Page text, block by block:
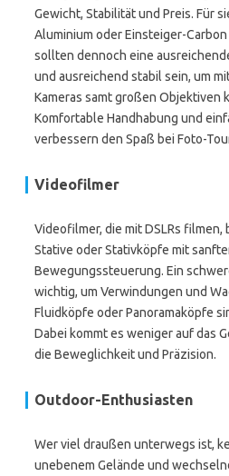
Gewicht, Stabilität und Preis. Für
Aluminium oder Einsteiger-
sollten dennoch eine
und ausreichend stabil sein, um
Kameras samt großen Objektiven
Komfortable Handhabung und
verbessern den Spaß bei Foto-
Videofilmer
Videofilmer, die mit DSLRs
Stative oder Stativköpfe mit
Bewegungssteuerung. Ein
wichtig, um Verwindungen und
Fluidköpfe oder Panoramaköpfe
Dabei kommt es weniger auf das
die Beweglichkeit und Präzision.
Outdoor-Enthusiasten
Wer viel draußen unterwegs ist,
unebenem Gelände und